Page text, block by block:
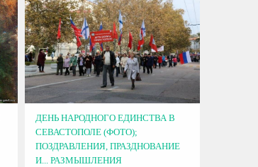
ДЕНЬ НАРОДНОГО ЕДИНСТВА В
СЕВАСТОПОЛЕ (ФОТО);
ПОЗДРАВЛЕНИЯ, ПРАЗДНОВАНИЕ
И... РАЗМЫШЛЕНИЯ